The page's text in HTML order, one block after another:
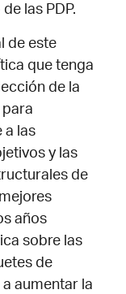
las PDP.
de este
que tenga
de la
a las
y las
de
años
sobre las
de
aumentar la